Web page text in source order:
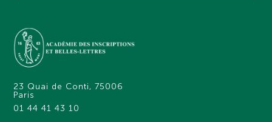
23 Quai de Conti, 75006
Paris
01 44 41 43 10